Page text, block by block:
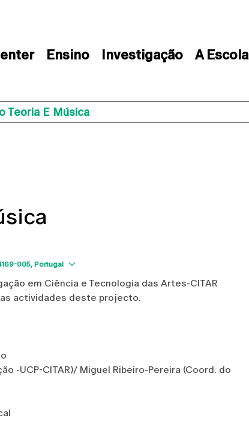
Ensino Investigação A Escola
Teoria E Música
005 Portugal
em Ciência e Tecnologia das Artes-CITAR
actividades deste projecto.
-UCP-CITAR)/ Miguel Ribeiro-Pereira (Coord. do